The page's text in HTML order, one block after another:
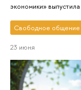
экономики»
Свободное общение
23 июня